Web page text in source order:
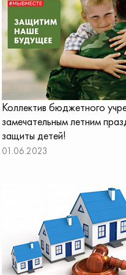
Коллектив бюджетного
замечательным летним
защиты детей!
01.06.2023